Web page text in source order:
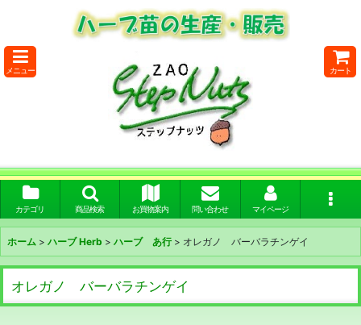
メニュー カート
カテゴリ 商品検索 お買物案内 問い合わせ マイページ
ホーム > ハーブ Herb > ハーブ あ行 > オレガノ バーバラチンゲイ
オレガノ バーバラチンゲイ